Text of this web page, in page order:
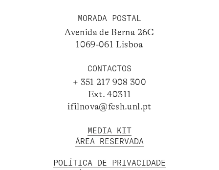
MORADA POSTAL
Avenida de Berna 26C
1069-061 Lisboa
CONTACTOS
+ 351 217 908 300
Ext. 40311
ifilnova@fcsh.unl.pt
MEDIA KIT
ÁREA RESERVADA
POLÍTICA DE PRIVACIDADE